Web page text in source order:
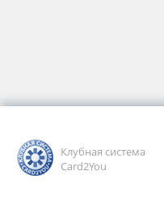
Клубная система
Card2You